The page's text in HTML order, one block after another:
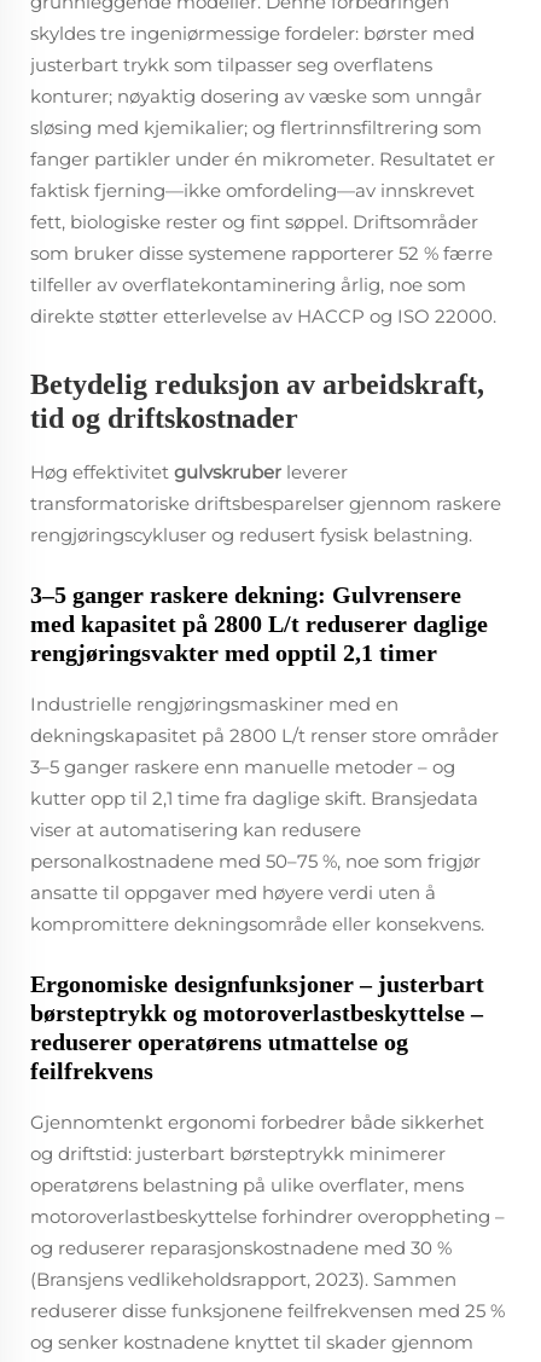
skyldes tre ingeniørmessige fordeler: børster med
justerbart trykk som tilpasser seg overflatens
konturer; nøyaktig dosering av væske som unngår
sløsing med kjemikalier; og flertrinnsfiltrering som
fanger partikler under én mikrometer. Resultatet er
faktisk fjerning—ikke omfordeling—av innskrevet
fett, biologiske rester og fint søppel. Driftsområder
som bruker disse systemene rapporterer 52 % færre
tilfeller av overflatekontaminering årlig, noe som
direkte støtter etterlevelse av HACCP og ISO 22000.
Betydelig reduksjon av arbeidskraft,
tid og driftskostnader
Høg effektivitet gulvskruber leverer
transformatoriske driftsbesparelser gjennom raskere
rengjøringscykluser og redusert fysisk belastning.
3–5 ganger raskere dekning: Gulvrensere
med kapasitet på 2800 L/t reduserer daglige
rengjøringsvakter med opptil 2,1 timer
Industrielle rengjøringsmaskiner med en
dekningskapasitet på 2800 L/t renser store områder
3–5 ganger raskere enn manuelle metoder – og
kutter opp til 2,1 time fra daglige skift. Bransjedata
viser at automatisering kan redusere
personalkostnadene med 50–75 %, noe som frigjør
ansatte til oppgaver med høyere verdi uten å
kompromittere dekningsområde eller konsekvens.
Ergonomiske designfunksjoner – justerbart
børsteptrykk og motoroverlastbeskyttelse –
reduserer operatørens utmattelse og
feilfrekvens
Gjennomtenkt ergonomi forbedrer både sikkerhet
og driftstid: justerbart børsteptrykk minimerer
operatørens belastning på ulike overflater, mens
motoroverlastbeskyttelse forhindrer overoppheting –
og reduserer reparasjonskostnadene med 30 %
(Bransjens vedlikeholdsrapport, 2023). Sammen
reduserer disse funksjonene feilfrekvensen med 25 %
og senker kostnadene knyttet til skader gjennom